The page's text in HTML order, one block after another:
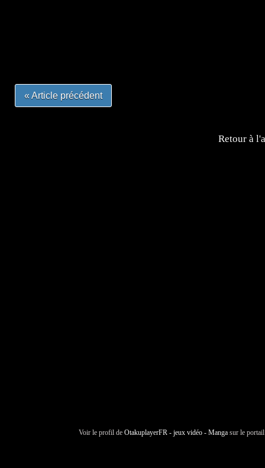
« Article précédent
Retour à
Voir le profil de OtakuplayerFR - jeux vidéo - Manga sur le